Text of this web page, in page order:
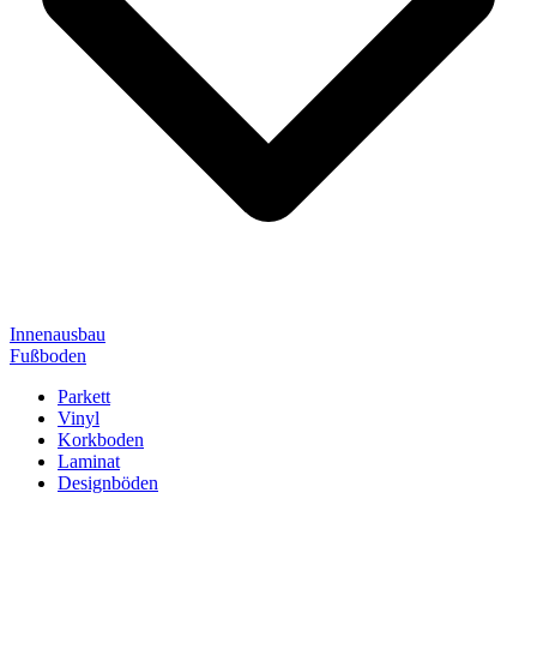
Innenausbau
Fußboden
Parkett
Vinyl
Korkboden
Laminat
Designböden